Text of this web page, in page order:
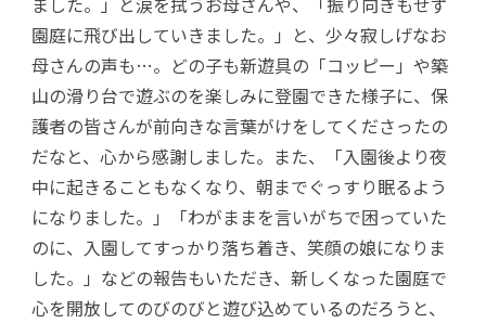
園庭に飛び出していきました。」と、少々寂しげなお
母さんの声も…。どの子も新遊具の「コッピー」や築
山の滑り台で遊ぶのを楽しみに登園できた様子に、保
護者の皆さんが前向きな言葉がけをしてくださったの
だなと、心から感謝しました。また、「入園後より夜
中に起きることもなくなり、朝までぐっすり眠るよう
になりました。」「わがままを言いがちで困っていた
のに、入園してすっかり落ち着き、笑顔の娘になりま
した。」などの報告もいただき、新しくなった園庭で
心を開放してのびのびと遊び込めているのだろうと、